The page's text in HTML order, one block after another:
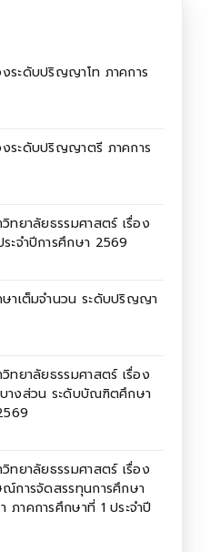
ระดับปริญญาโท ภาคการ
ระดับปริญญาตรี ภาคการ
ทยาลัยธรรมศาสตร์ เรื่อง
ะจำปีการศึกษา 2569
ษาเต็มจำนวน ระดับปริญญา
ทยาลัยธรรมศาสตร์ เรื่อง
างส่วน ระดับบัณฑิตศึกษา
ทยาลัยธรรมศาสตร์ เรื่อง
ณ์การจัดสรรทุนการศึกษา
าคการศึกษาที่ 1 ประจำปี